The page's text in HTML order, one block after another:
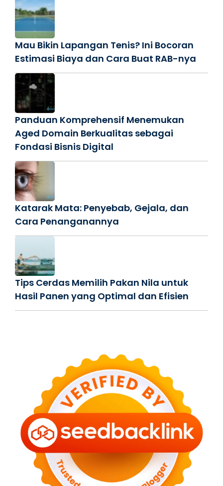
Mau Bikin Lapangan Tenis? Ini Bocoran
Estimasi Biaya dan Cara Buat RAB-nya
Panduan Komprehensif Menemukan
Aged Domain Berkualitas sebagai
Fondasi Bisnis Digital
Katarak Mata: Penyebab, Gejala, dan
Cara Penanganannya
Tips Cerdas Memilih Pakan Nila untuk
Hasil Panen yang Optimal dan Efisien